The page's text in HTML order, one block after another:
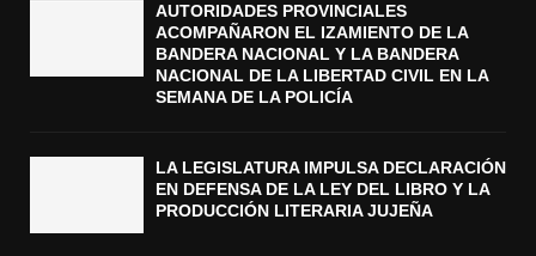
AUTORIDADES PROVINCIALES
ACOMPAÑARON EL IZAMIENTO DE LA
BANDERA NACIONAL Y LA BANDERA
NACIONAL DE LA LIBERTAD CIVIL EN LA
SEMANA DE LA POLICÍA
LA LEGISLATURA IMPULSA DECLARACIÓN
EN DEFENSA DE LA LEY DEL LIBRO Y LA
PRODUCCIÓN LITERARIA JUJEÑA